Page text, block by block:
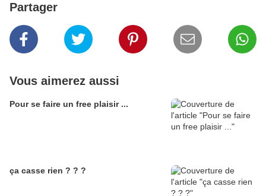
Partager
Vous aimerez aussi
Pour se faire un free plaisir ...
ça casse rien ? ? ?